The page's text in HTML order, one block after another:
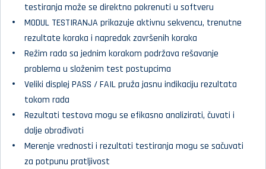
testiranja može se direktno pokrenuti u softveru
MODUL TESTIRANJA prikazuje aktivnu sekvencu, trenutne
rezultate koraka i napredak završenih koraka
Režim rada sa jednim korakom podržava rešavanje
problema u složenim test postupcima
Veliki displej PASS / FAIL pruža jasnu indikaciju rezultata
tokom rada
Rezultati testova mogu se efikasno analizirati, čuvati i
dalje obrađivati
Merenje vrednosti i rezultati testiranja mogu se sačuvati
za potpunu pratljivost